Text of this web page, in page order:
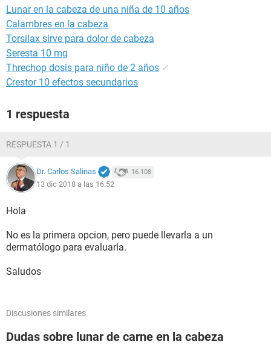
Lunar en la cabeza de una niña de 10 años
Calambres en la cabeza
Torsilax sirve para dolor de cabeza
Seresta 10 mg
Threchop dosis para niño de 2 años ✓
Crestor 10 efectos secundarios
1 respuesta
RESPUESTA 1 / 1
Dr. Carlos Salinas 16.108
13 dic 2018 a las 16:52
Hola
No es la primera opcion, pero puede llevarla a un
dermatólogo para evaluarla.
Saludos
Discusiones similares
Dudas sobre lunar de carne en la cabeza